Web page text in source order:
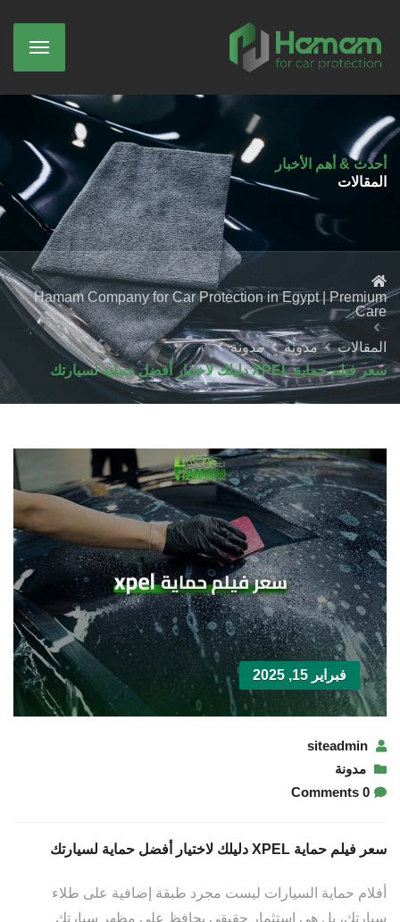
أحدث & أهم الأخبار
المقالات
Hamam Company for Car Protection in Egypt | Premium
Care
المقالات مدونة
مدونة
سعر فيلم حماية XPEL دليلك لاختيار أفضل حماية لسيارتك
فبراير 15, 2025
siteadmin
مدونة
0 Comments
سعر فيلم حماية XPEL دليلك لاختيار أفضل حماية لسيارتك
أفلام حماية السيارات ليست مجرد طبقة إضافية على طلاء
سيارتك، بل هي استثمار حقيقي يحافظ على مظهر سيارتك